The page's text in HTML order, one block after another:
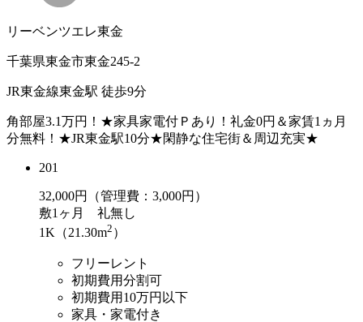
リーベンツエレ東金
千葉県東金市東金245-2
JR東金線東金駅 徒歩9分
角部屋3.1万円！★家具家電付Ｐあり！礼金0円＆家賃1ヵ月
分無料！★JR東金駅10分★閑静な住宅街＆周辺充実★
201
32,000円（管理費：3,000円）
敷1ヶ月 礼無し
1K（21.30m2 ）
フリーレント
初期費用分割可
初期費用10万円以下
家具・家電付き